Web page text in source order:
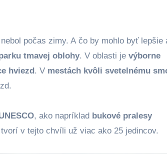
počas zimy. A čo by mohlo byť lepšie
tmavej oblohy. V oblasti je výborne
hviezd . V mestách kvôli svetelnému
, ako napríklad bukové pralesy
v tejto chvíli už viac ako 25 jedincov.